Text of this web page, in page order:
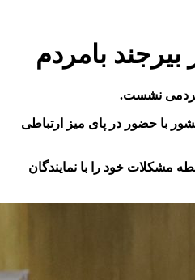
بامردم
مردمی نشست.
با حضور در پای میز ارتباطی
مشکلات خود را با نمایندگان